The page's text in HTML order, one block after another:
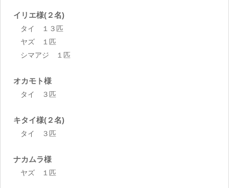
イリエ様(２名)
タイ １３匹
ヤズ １匹
シマアジ １匹
オカモト様
タイ ３匹
キタイ様(２名)
タイ ３匹
ナカムラ様
ヤズ １匹